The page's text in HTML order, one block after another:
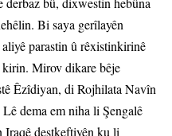
Bi saya gerîlayên
parastin û rêxistinkirinê
Mirov dikare bêje
Êzîdiyan, di Rojhilata Navîn
dema em niha li Şengalê
Iraqê destkeftiyên ku li